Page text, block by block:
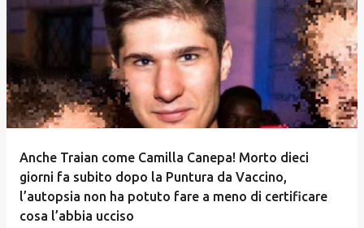
Anche Traian come Camilla Canepa! Morto dieci
giorni fa subito dopo la Puntura da Vaccino,
l’autopsia non ha potuto fare a meno di certificare
cosa l’abbia ucciso